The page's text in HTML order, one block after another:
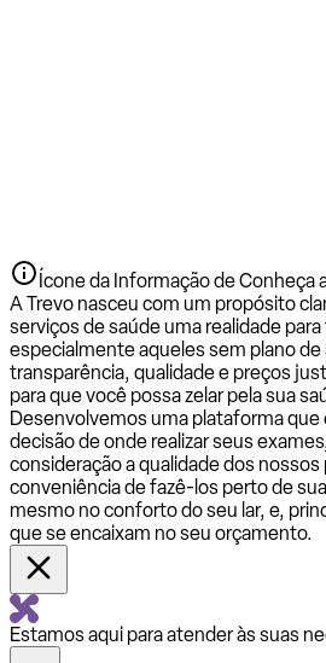
Ícone da Informação de Conheça
A Trevo nasceu com um propósito
serviços de saúde uma realidade
especialmente aqueles sem plano
transparência, qualidade e preços
para que você possa zelar pela sua
Desenvolvemos uma plataforma que
decisão de onde realizar seus
consideração a qualidade dos nossos
conveniência de fazê-los perto de
mesmo no conforto do seu lar, e,
que se encaixam no seu orçamento.
Estamos aqui para atender às suas